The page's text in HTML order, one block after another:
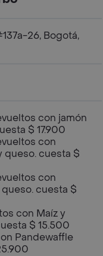
26, Bogotá,
con jamón
$ 17.900
con
queso. cuesta $
con
cuesta $
con Maíz y
$ 15.500
Pandewaffle